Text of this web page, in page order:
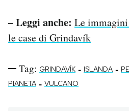
– Leggi anche: Le
le case di Grindavík
Tag: GRINDAVÍK - ISLANDA -
PIANETA - VULCANO